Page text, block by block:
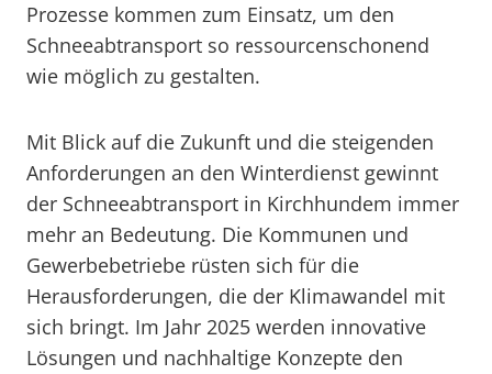
Prozesse kommen zum Einsatz, um den
Schneeabtransport so ressourcenschonend
wie möglich zu gestalten.
Mit Blick auf die Zukunft und die steigenden
Anforderungen an den Winterdienst gewinnt
der Schneeabtransport in Kirchhundem immer
mehr an Bedeutung. Die Kommunen und
Gewerbebetriebe rüsten sich für die
Herausforderungen, die der Klimawandel mit
sich bringt. Im Jahr 2025 werden innovative
Lösungen und nachhaltige Konzepte den